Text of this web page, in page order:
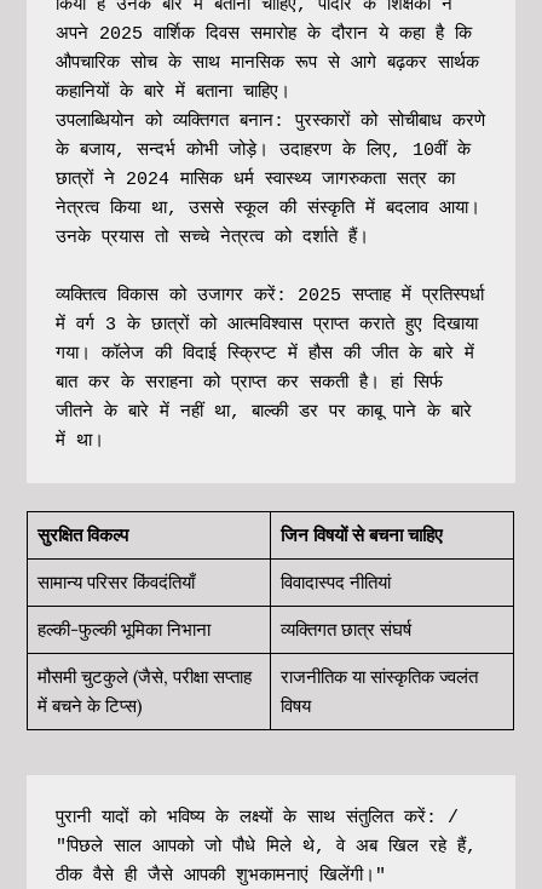
किया है उनके बारे में बताना चाहिए, पोदार के शिक्षकों ने
अपने 2025 वार्शिक दिवस समारोह के दौरान ये कहा है कि
औपचारिक सोच के साथ मानसिक रूप से आगे बढ़कर सार्थक
कहानियों के बारे में बताना चाहिए।
उपलाब्धियोन को व्यक्तिगत बनान: पुरस्कारों को सोचीबाध करणे
के बजाय, सन्दर्भ कोभी जोड़े। उदाहरण के लिए, 10वीं के
छात्रों ने 2024 मासिक धर्म स्वास्थ्य जागरुकता सत्र का
नेत्रत्व किया था, उससे स्कूल की संस्कृति में बदलाव आया।
उनके प्रयास तो सच्चे नेत्रत्व को दर्शाते हैं।
व्यक्तित्व विकास को उजागर करें: 2025 सप्ताह में प्रतिस्पर्धा
में वर्ग 3 के छात्रों को आत्मविश्वास प्राप्त कराते हुए दिखाया
गया। कॉलेज की विदाई स्क्रिप्ट में हौस की जीत के बारे में
बात कर के सराहना को प्राप्त कर सकती है। हां सिर्फ
जीतने के बारे में नहीं था, बाल्की डर पर काबू पाने के बारे
में था।
सुरक्षित विकल्प जिन विषयों से बचना चाहिए
सामान्य परिसर किंवदंतियाँ विवादास्पद नीतियां
हल्की-फुल्की भूमिका निभाना व्यक्तिगत छात्र संघर्ष
मौसमी चुटकुले (जैसे, परीक्षा सप्ताह
में बचने के टिप्स)
राजनीतिक या सांस्कृतिक ज्वलंत
विषय
पुरानी यादों को भविष्य के लक्ष्यों के साथ संतुलित करें: /
"पिछले साल आपको जो पौधे मिले थे, वे अब खिल रहे हैं,
ठीक वैसे ही जैसे आपकी शुभकामनाएं खिलेंगी।"